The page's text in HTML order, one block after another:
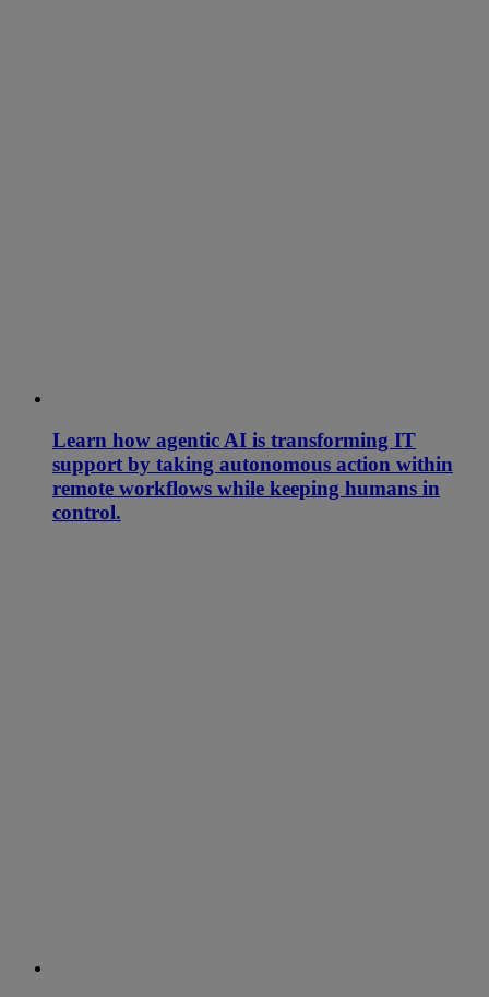
Learn how agentic AI is transforming IT
support by taking autonomous action within
remote workflows while keeping humans in
control.